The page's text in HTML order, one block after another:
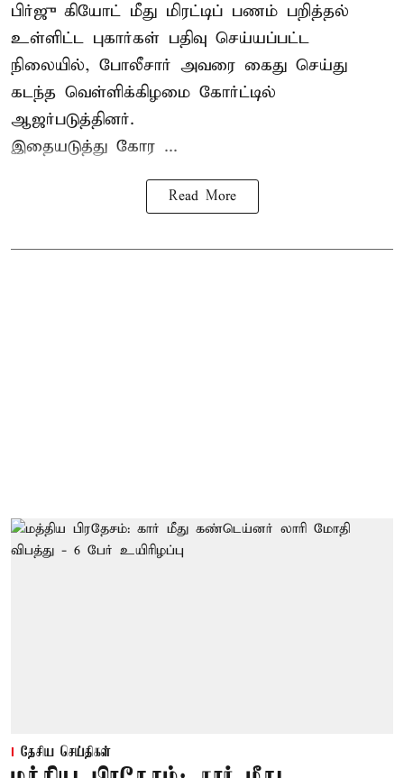
பிர்ஜு கியோட் மீது மிரட்டிப் பணம் பறித்தல்
உள்ளிட்ட புகார்கள் பதிவு செய்யப்பட்ட
நிலையில், போலீசார் அவரை கைது செய்து
கடந்த வெள்ளிக்கிழமை கோர்ட்டில்
ஆஜர்படுத்தினர்.
இதையடுத்து கோர ...
Read More
தேசிய செய்திகள்